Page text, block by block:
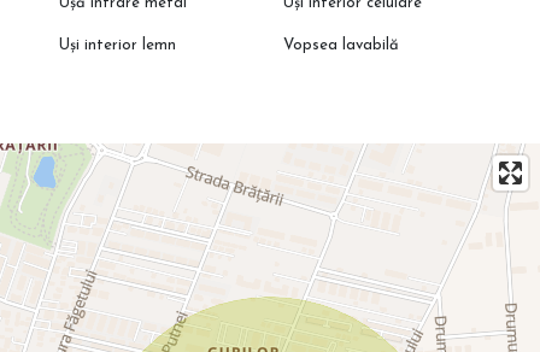
Uși interior lemn Vopsea lavabilă